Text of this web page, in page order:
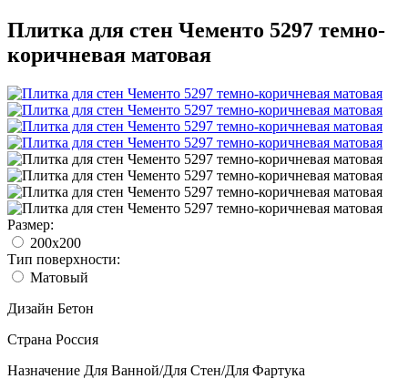
Плитка для стен Чементо 5297 темно-
коричневая матовая
Размер:
200x200
Тип поверхности:
Матовый
Дизайн Бетон
Страна Россия
Назначение Для Ванной/Для Стен/Для Фартука